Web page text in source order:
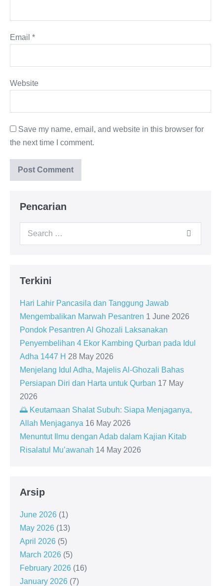
Email *
Website
Save my name, email, and website in this browser for
the next time I comment.
Pencarian
Search
Terkini
Hari Lahir Pancasila dan Tanggung Jawab
Mengembalikan Marwah Pesantren 1 June 2026
Pondok Pesantren Al Ghozali Laksanakan
Penyembelihan 4 Ekor Kambing Qurban pada Idul
Adha 1447 H 28 May 2026
Menjelang Idul Adha, Majelis Al-Ghozali Bahas
Persiapan Diri dan Harta untuk Qurban 17 May
2026
🌅 Keutamaan Shalat Subuh: Siapa Menjaganya,
Allah Menjaganya 16 May 2026
Menuntut Ilmu dengan Adab dalam Kajian Kitab
Risalatul Mu’awanah 14 May 2026
Arsip
June 2026 (1)
May 2026 (13)
April 2026 (5)
March 2026 (5)
February 2026 (16)
January 2026 (7)